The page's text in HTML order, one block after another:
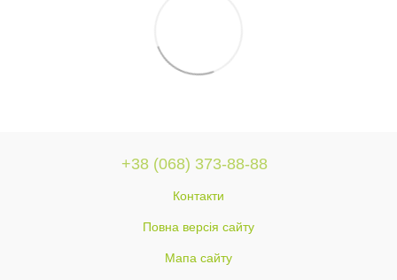
+38 (068) 373-88-88
Контакти
Повна версія сайту
Мапа сайту